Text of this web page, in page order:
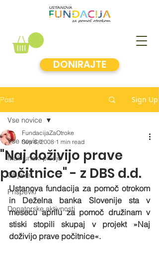
DONIRAJTE
Post Sign Up
Vse novice
Mali junaki pišejo
Objave
Prispevki
Donatorske aktivnosti
Vse novice
"Naj doživijo prave
počitnice" - z DBS d.d.
FundacijaZaOtroke
Sep 8, 2008 1 min read
Ustanova fundacija za pomoč otrokom
in Deželna banka Slovenije sta v
mesecu aprilu za pomoč družinam v
stiski stopili skupaj v projekt »Naj
doživijo prave počitnice«.